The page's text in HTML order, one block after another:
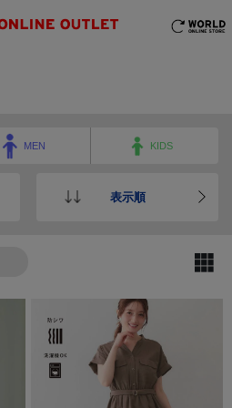
MEN KIDS
表示順